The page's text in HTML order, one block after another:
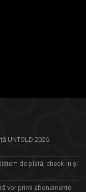
UNTOLD 2026.
de plată, check-in și
vor primi abonamente